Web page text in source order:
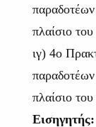
πλαίσιο
ιγ) 4ο
πλαίσιο
Εισηγητής: